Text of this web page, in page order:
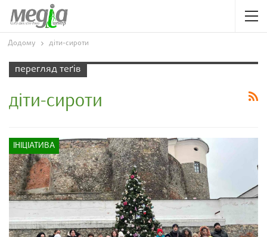
Додому діти-сироти
перегляд теґів
діти-сироти
ІНІЦІАТИВА